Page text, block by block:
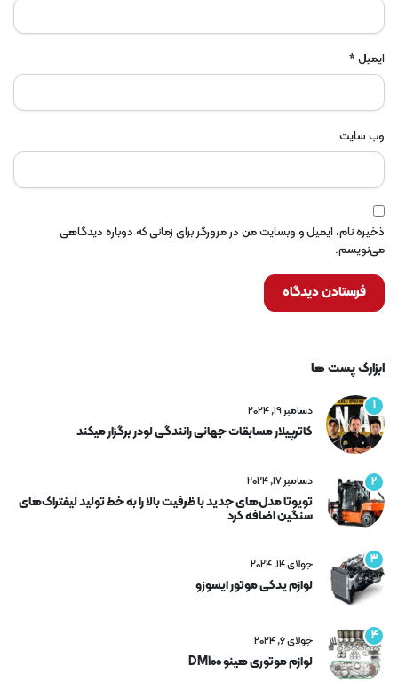
ایمیل *
وب‌ سایت
ذخیره نام، ایمیل و وبسایت من در مرورگر برای زمانی که دوباره دیدگاهی
می‌نویسم.
ابزارک پست ها
1 دسامبر 19, 2024
کاترپیلار مسابقات جهانی رانندگی لودر برگزار میکند
2 دسامبر 17, 2024
تویوتا مدل‌های جدید با ظرفیت بالا را به خط تولید لیفتراک‌های
سنگین اضافه کرد
3 جولای 14, 2024
لوازم یدکی موتور ایسوزو
4 جولای 6, 2024
لوازم موتوری هینو DM100